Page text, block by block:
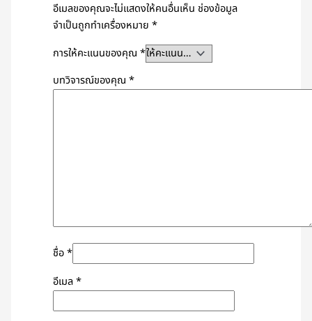
อีเมลของคุณจะไม่แสดงให้คนอื่นเห็น ช่องข้อมูล
จำเป็นถูกทำเครื่องหมาย*
การให้คะแนนของคุณ*
บทวิจารณ์ของคุณ*
ชื่อ*
อีเมล*